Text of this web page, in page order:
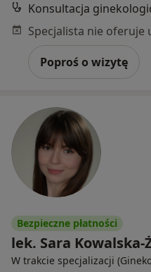
Konsultacja
Poproś o wizytę
Bezpieczne płatności
lek. Sara Kowalska-
W trakcie specjalizacji